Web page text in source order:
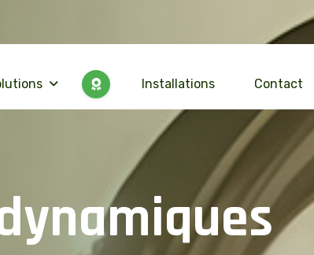
Installations Contact
ynamiques